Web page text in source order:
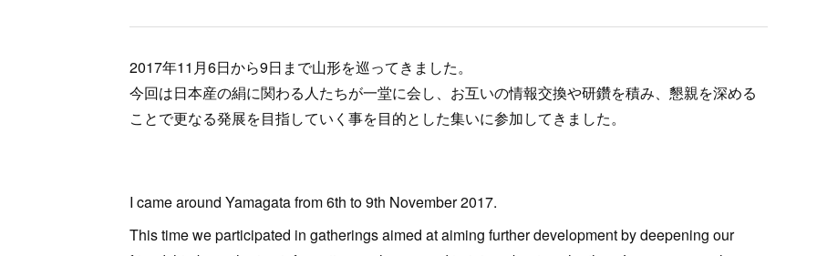
2017年11月6日から9日まで山形を巡ってきました。
今回は日本産の絹に関わる人たちが一堂に会し、お互いの情報交換や研鑽を積み、懇親を深める
ことで更なる発展を目指していく事を目的とした集いに参加してきました。
I came around Yamagata from 6th to 9th November 2017.
This time we participated in gatherings aimed at aiming further development by deepening our